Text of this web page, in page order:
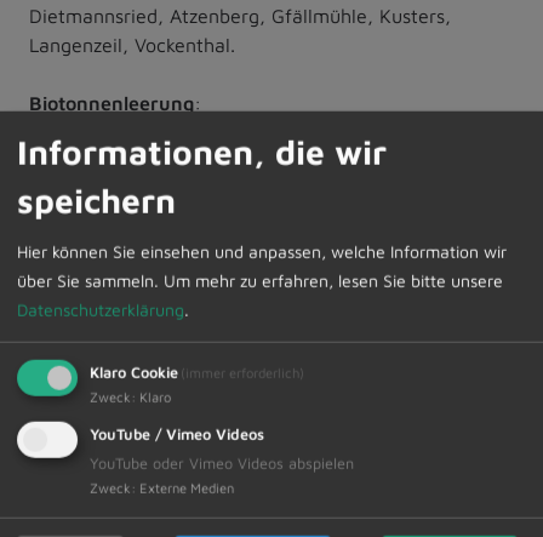
Dietmannsried, Atzenberg, Gfällmühle, Kusters,
Langenzeil, Vockenthal.
Biotonnenleerung:
Reicholzried, Schrattenbach und Überbach.
Am Donnerstag, den 21. September 2023, in
Dietmannsried, Atzenberg, Vockenthal, Kusters,
Gfällmühle, Langenzeil.
Die Abfuhrtermine können im Internet unter
Zur Übersicht
15.09.2023 Amtliche Bekanntmachungen
Informationen, die wir
speichern
Hier können Sie einsehen und anpassen, welche Information wir
über Sie sammeln. Um mehr zu erfahren, lesen Sie bitte unsere
Datenschutzerklärung.
Klaro Cookie (immer erforderlich)
Zweck : Klaro
YouTube / Vimeo Videos
YouTube oder Vimeo Videos abspielen
Zweck : Externe Medien